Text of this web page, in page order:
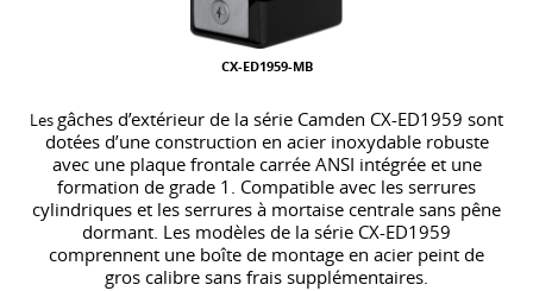
CX-ED1959-MB
Les gâches d’extérieur de la série Camden CX-ED1959 sont
dotées d’une construction en acier inoxydable robuste
avec une plaque frontale carrée ANSI intégrée et une
formation de grade 1 . Compatible avec les serrures
cylindriques et les serrures à mortaise centrale sans pêne
dormant. Les modèles de la série CX-ED1959
comprennent une boîte de montage en acier peint de
gros calibre sans frais supplémentaires.